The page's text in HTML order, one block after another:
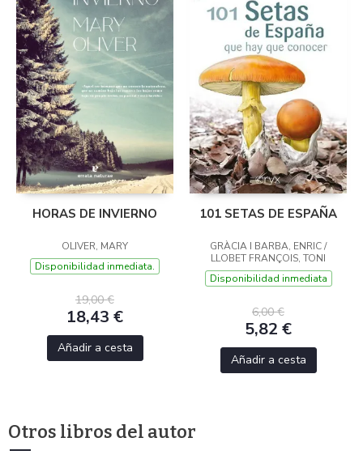
HORAS DE INVIERNO
OLIVER, MARY
Disponibilidad inmediata.
19,00 €
18,43 €
Añadir a cesta
101 SETAS DE ESPAÑA
GRÀCIA I BARBA, ENRIC /
LLOBET FRANÇOIS, TONI
Disponibilidad inmediata
6,00 €
5,82 €
Añadir a cesta
Otros libros del autor